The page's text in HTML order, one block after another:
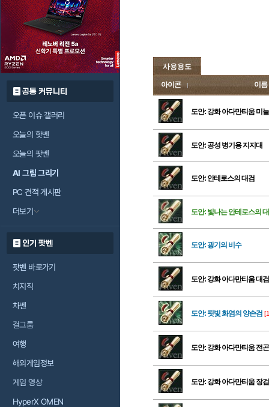
공통 커뮤니티
오픈 이슈 갤러리
오늘의 핫벤
오늘의 팟벤
AI 그림 그리기
PC 견적 게시판
더보기
인기 팟벤
팟벤 바로가기
치지직
차벤
걸그룹
여행
해외게임정보
게임 영상
HyperX OMEN
사용용도
아이콘 이름
도안: 강화 아다만티움 미
도안: 공성 병기용 지지대
도안: 안테로스의 대검
도안: 빛나는 안테로스의
도안: 광기의 비수
도안: 강화 아다만티움 대검
도안: 핏빛 화염의 양손검
도안: 강화 아다만티움 전곤
도안: 강화 아다만티움 장검